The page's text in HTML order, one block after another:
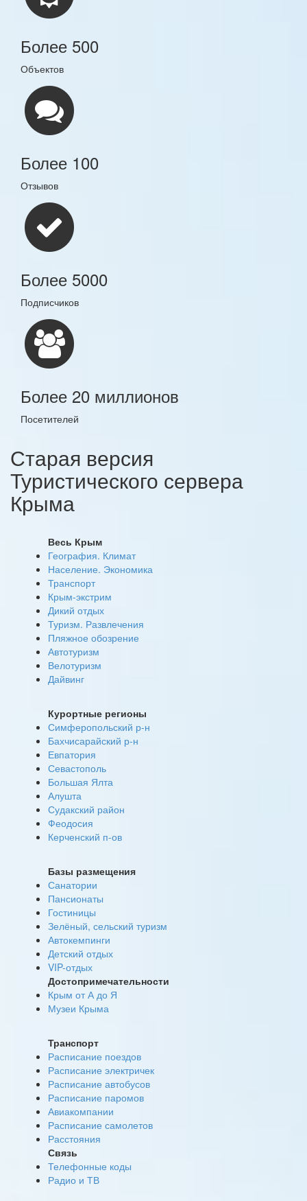
Более 500
Объектов
Более 100
Отзывов
Более 5000
Подписчиков
Более 20 миллионов
Посетителей
Старая версия
Туристического сервера
Крыма
Весь Крым
География. Климат
Население. Экономика
Транспорт
Крым-экстрим
Дикий отдых
Туризм. Развлечения
Пляжное обозрение
Автотуризм
Велотуризм
Дайвинг
Курортные регионы
Симферопольский р-н
Бахчисарайский р-н
Евпатория
Севастополь
Большая Ялта
Алушта
Судакский район
Феодосия
Керченский п-ов
Базы размещения
Санатории
Пансионаты
Гостиницы
Зелёный, сельский туризм
Автокемпинги
Детский отдых
VIP-отдых
Достопримечательности
Крым от А до Я
Музеи Крыма
Транспорт
Расписание поездов
Расписание электричек
Расписание автобусов
Расписание паромов
Авиакомпании
Расписание самолетов
Расстояния
Связь
Телефонные коды
Радио и ТВ